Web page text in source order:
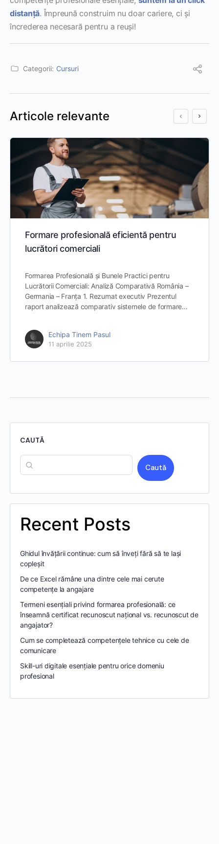
distanță. Împreună construim nu doar cariere, ci și
încrederea necesară pentru a reuși!
Categorii: Cursuri
Articole relevante
Formare profesională eficientă pentru
lucrători comerciali
Formarea Profesională și Bunele Practici pentru
Lucrătorii Comerciali: Analiză Comparativă România –
Germania – Franța 1. Rezumat executiv Prezentul
raport analizează comparativ sistemele de formare…
Echipa Tinem Pasul
11 aprilie 2025
CAUTĂ
Caută
Recent Posts
Ghidul învățării continue: cum să înveți fără să te lași
copleșit
De ce Excel rămâne una dintre cele mai cerute
competențe la angajare
Termeni esențiali privind formarea profesională: ce
înseamnă certificat recunoscut național vs. recunoscut de
angajator?
Cum se completează competențele tehnice cu cele de
comunicare
Skill-uri digitale esențiale pentru orice domeniu
profesional